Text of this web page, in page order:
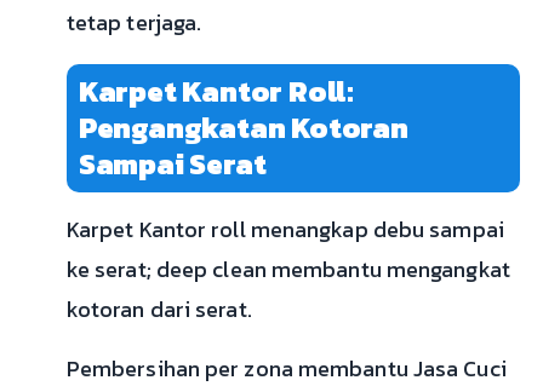
tetap terjaga.
Karpet Kantor Roll:
Pengangkatan Kotoran
Sampai Serat
Karpet Kantor roll menangkap debu sampai
ke serat; deep clean membantu mengangkat
kotoran dari serat.
Pembersihan per zona membantu Jasa Cuci